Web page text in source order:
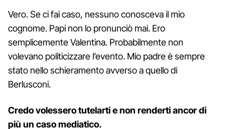
Vero. Se ci fai caso, nessuno conosceva il mio
cognome. Papi non lo pronunciò mai. Ero
semplicemente Valentina. Probabilmente non
volevano politicizzare l’evento. Mio padre è sempre
stato nello schieramento avverso a quello di
Berlusconi.
Credo volessero tutelarti e non renderti ancor di
più un caso mediatico.